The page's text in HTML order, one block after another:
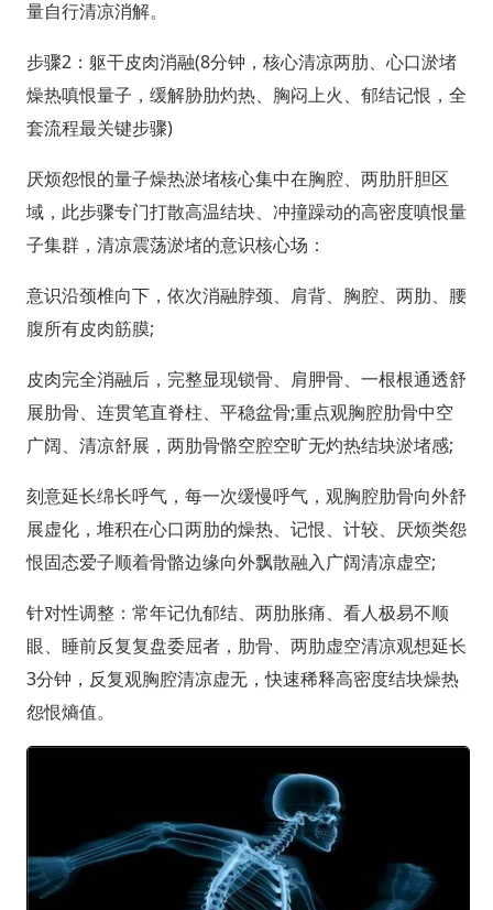
量自行清凉消解。
步骤2：躯干皮肉消融(8分钟，核心清凉两肋、心口淤堵
燥热嗔恨量子，缓解胁肋灼热、胸闷上火、郁结记恨，全
套流程最关键步骤)
厌烦怨恨的量子燥热淤堵核心集中在胸腔、两肋肝胆区
域，此步骤专门打散高温结块、冲撞躁动的高密度嗔恨量
子集群，清凉震荡淤堵的意识核心场：
意识沿颈椎向下，依次消融脖颈、肩背、胸腔、两肋、腰
腹所有皮肉筋膜;
皮肉完全消融后，完整显现锁骨、肩胛骨、一根根通透舒
展肋骨、连贯笔直脊柱、平稳盆骨;重点观胸腔肋骨中空
广阔、清凉舒展，两肋骨骼空腔空旷无灼热结块淤堵感;
刻意延长绵长呼气，每一次缓慢呼气，观胸腔肋骨向外舒
展虚化，堆积在心口两肋的燥热、记恨、计较、厌烦类怨
恨固态爱子顺着骨骼边缘向外飘散融入广阔清凉虚空;
针对性调整：常年记仇郁结、两肋胀痛、看人极易不顺
眼、睡前反复复盘委屈者，肋骨、两肋虚空清凉观想延长
3分钟，反复观胸腔清凉虚无，快速稀释高密度结块燥热
怨恨熵值。